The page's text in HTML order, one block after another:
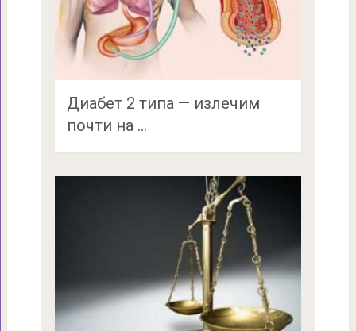
Диабет 2 типа — излечим
почти на …